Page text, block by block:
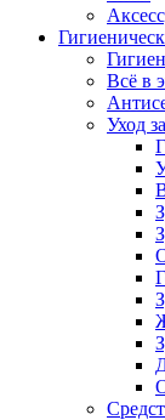
Всё в
Уход